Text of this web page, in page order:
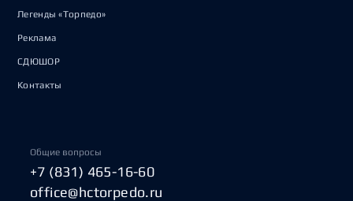
Легенды «Торпедо»
Реклама
СДЮШОР
Контакты
Общие вопросы
+7 (831) 465-16-60
office@hctorpedo.ru